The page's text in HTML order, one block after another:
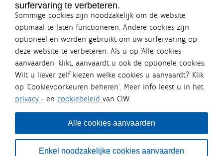
surfervaring te verbeteren.
Sommige cookies zijn noodzakelijk om de website
optimaal te laten functioneren. Andere cookies zijn
optioneel en worden gebruikt om uw surfervaring op
deze website te verbeteren. Als u op ‘Alle cookies
aanvaarden’ klikt, aanvaardt u ook de optionele cookies.
Wilt u liever zelf kiezen welke cookies u aanvaardt? Klik
op ‘Cookievoorkeuren beheren’. Meer info leest u in het
privacy - en cookiebeleid van CIW.
Alle cookies aanvaarden
Enkel noodzakelijke cookies aanvaarden
Integraalwaterbeleid.be is een
officiële website van de Vlaamse
overheid
uitgegeven door Coördinatiecommissie Integraal
Waterbeleid
De Coördinatiecommissie Integraal Waterbeleid (CIW) is een
bestuursniveaus die bij het waterbeleid betrokken zijn. Ook
waterbedrijven nemen deel aan het overleg. Deze
samenwerking zorgt voor een gecoördineerde en
geïntegreerde aanpak van het waterbeleid en waterbeheer
in Vlaanderen.